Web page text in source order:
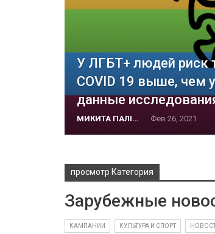
У ЛГБТ+ людей риск
COVID 19 выше, чем
данные
МИКИТА ПАЛІЙ Фев 26, 2021
просмотр Категория
Зарубежные
КАМПАНИИ КУЛЬТУРА И СПОРТ